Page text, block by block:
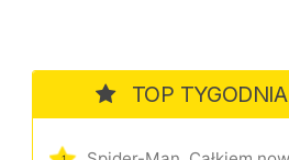
TOP TYGODNIA